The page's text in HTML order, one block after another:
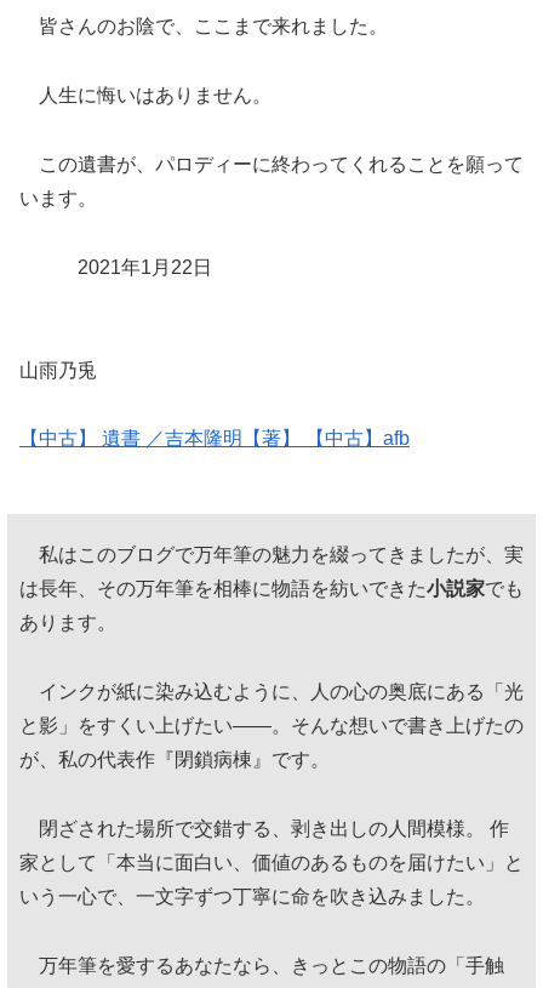
皆さんのお陰で、ここまで来れました。
人生に悔いはありません。
この遺書が、パロディーに終わってくれることを願って
います。
2021年1月22日
山雨乃兎
【中古】 遺書 ／吉本隆明【著】 【中古】afb
私はこのブログで万年筆の魅力を綴ってきましたが、実
は長年、その万年筆を相棒に物語を紡いできた小説家でも
あります。
インクが紙に染み込むように、人の心の奥底にある「光
と影」をすくい上げたい——。そんな想いで書き上げたの
が、私の代表作『閉鎖病棟』です。
閉ざされた場所で交錯する、剥き出しの人間模様。 作
家として「本当に面白い、価値のあるものを届けたい」と
いう一心で、一文字ずつ丁寧に命を吹き込みました。
万年筆を愛するあなたなら、きっとこの物語の「手触